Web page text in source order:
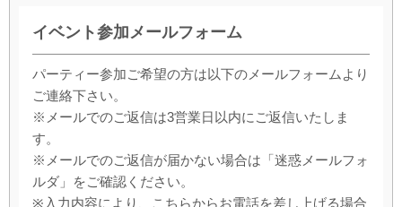
イベント参加メールフォーム
パーティー参加ご希望の方は以下のメールフォームより
ご連絡下さい。
※メールでのご返信は3営業日以内にご返信いたしま
す。
※メールでのご返信が届かない場合は「迷惑メールフォ
ルダ」をご確認ください。
※入力内容により、こちらからお電話を差し上げる場合